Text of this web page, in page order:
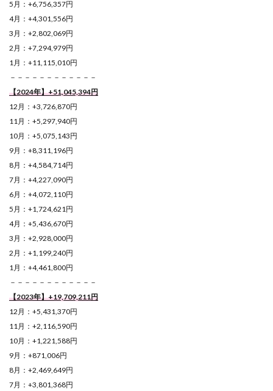
5月：+6,756,357円
4月：+4,301,556円
3月：+2,802,069円
2月：+7,294,979円
1月：+11,115,010円
－－－－－－－－－－－－
【2024年】+51,045,394円
12月：+3,726,870円
11月：+5,297,940円
10月：+5,075,143円
9月：+8,311,196円
8月：+4,584,714円
7月：+4,227,090円
6月：+4,072,110円
5月：+1,724,621円
4月：+5,436,670円
3月：+2,928,000円
2月：+1,199,240円
1月：+4,461,800円
－－－－－－－－－－－－
【2023年】+19,709,211円
12月：+5,431,370円
11月：+2,116,590円
10月：+1,221,588円
9月：+871,006円
8月：+2,469,649円
7月：+3,801,368円